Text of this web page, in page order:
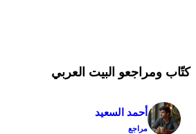
كتّاب ومراجعو البيت العربي
أحمد السعيد
مراجع